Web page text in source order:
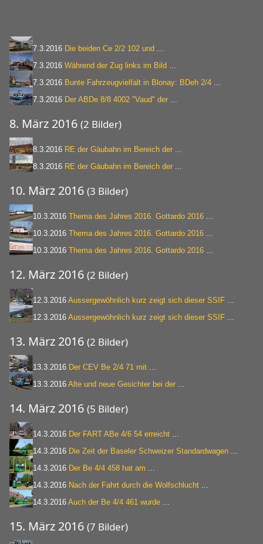
7.3.2016 Die beiden Ce 2/2 102 und ...
7.3.2016 Während der Zug links im Bild ...
7.3.2016 Bunte Fahrzeugvielfalt in Blonay: BDeh 2/4 ...
7.3.2016 Der ABDe 8/8 4002 "Vaud" der ...
8. März 2016 (2 Bilder)
8.3.2016 RE der Gäubahn im Bereich der ...
8.3.2016 RE der Gäubahn im Bereich der ...
10. März 2016 (3 Bilder)
10.3.2016 Thema des Jahres 2016. Gottardo 2016 ...
10.3.2016 Thema des Jahres 2016. Gottardo 2016 ...
10.3.2016 Thema des Jahres 2016. Gottardo 2016 ...
12. März 2016 (2 Bilder)
12.3.2016 Aussergewöhnlich kurz zeigt sich dieser SSIF ...
12.3.2016 Aussergewöhnlich kurz zeigt sich dieser SSIF ...
13. März 2016 (2 Bilder)
13.3.2016 Der CEV Be 2/4 71 mit ...
13.3.2016 Alte und neue Gesichter bei der ...
14. März 2016 (5 Bilder)
14.3.2016 Der FART ABe 4/6 54 erreicht ...
14.3.2016 Die Zeit der Baseler Schweizer Standardwagen ...
14.3.2016 Der Be 4/4 458 hat am ...
14.3.2016 Nach der Fahrt durch die Wolfschlucht ...
14.3.2016 Auch der Be 4/4 461 wurde ...
15. März 2016 (7 Bilder)